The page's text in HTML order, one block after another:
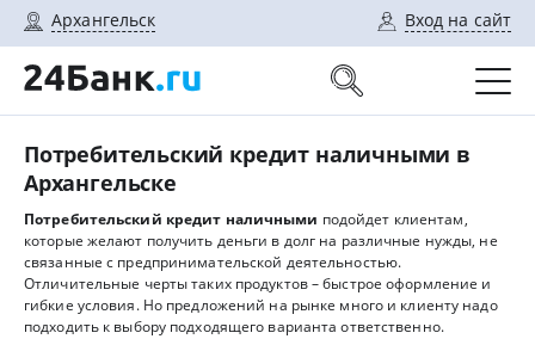
Архангельск Вход на сайт
Потребительский кредит наличными в
Архангельске
Потребительский кредит наличными подойдет клиентам,
которые желают получить деньги в долг на различные нужды, не
связанные с предпринимательской деятельностью.
Отличительные черты таких продуктов – быстрое оформление и
гибкие условия. Но предложений на рынке много и клиенту надо
подходить к выбору подходящего варианта ответственно.